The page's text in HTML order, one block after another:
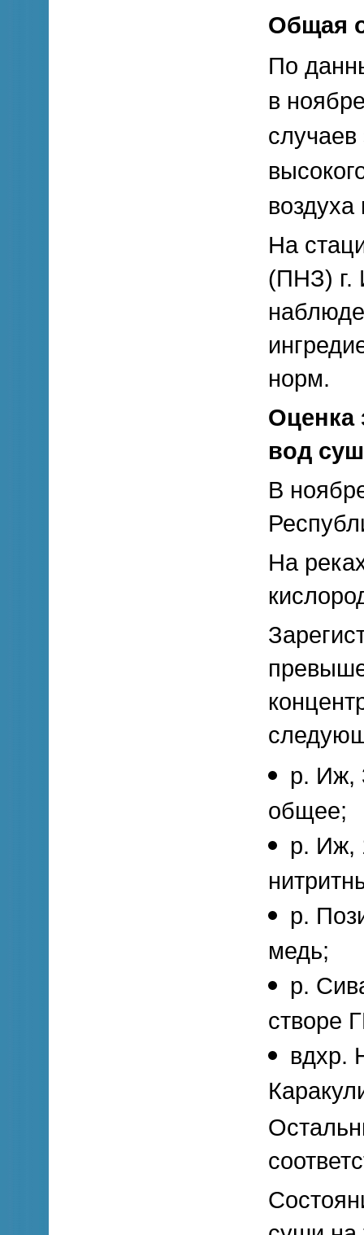
Общая
По
в
На
(ПНЗ) г.
норм.
Оценка
вод
В
На
р. Иж,
общее;
р. Иж,
р.
медь;
р.
створе
вдхр.